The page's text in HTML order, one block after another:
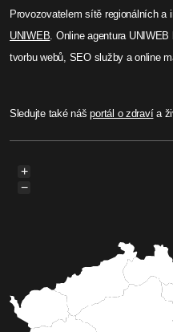
Provozovatelem sítě regionálních a
UNIWEB. Online agentura
tvorbu webů, SEO služby a online
Sledujte také nášportál o zdravía
+
−